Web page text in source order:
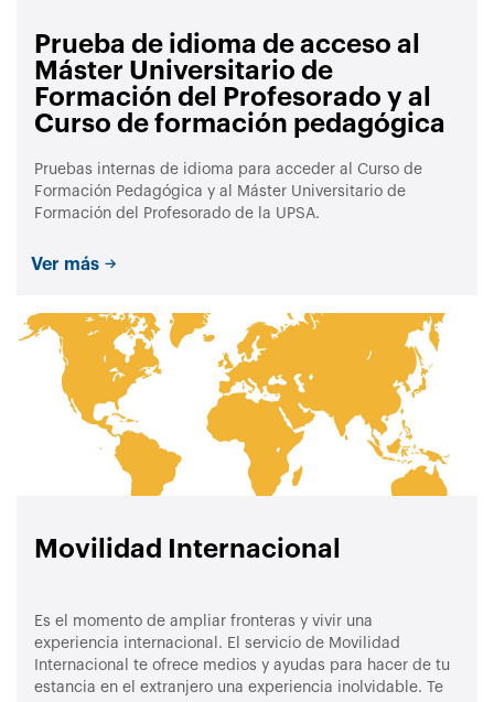
Prueba de idioma de acceso al
Máster Universitario de
Formación del Profesorado y al
Curso de formación pedagógica
Pruebas internas de idioma para acceder al Curso de
Formación Pedagógica y al Máster Universitario de
Formación del Profesorado de la UPSA.
Ver más
Movilidad Internacional
Es el momento de ampliar fronteras y vivir una
experiencia internacional. El servicio de Movilidad
Internacional te ofrece medios y ayudas para hacer de tu
estancia en el extranjero una experiencia inolvidable. Te